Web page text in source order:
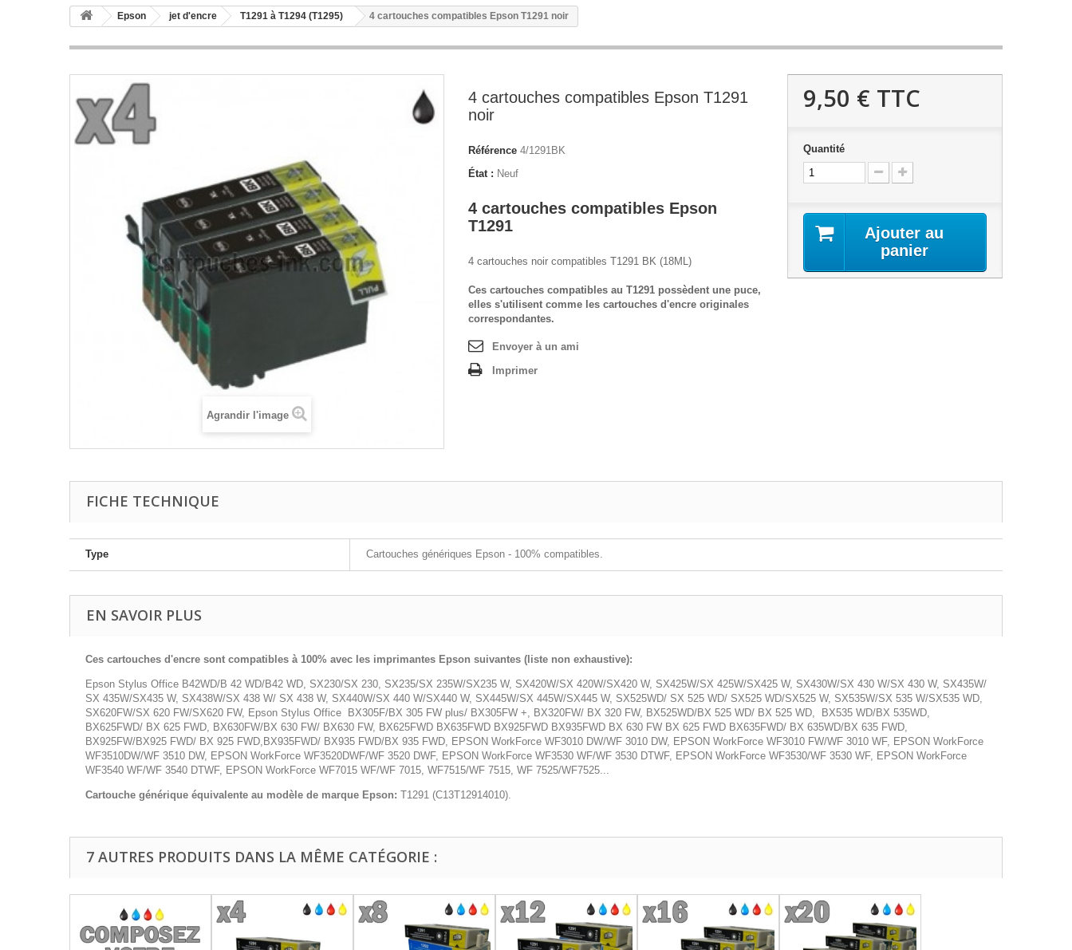
Epson jet d'encre T1291 à T1294 (T1295) 4 cartouches compatibles Epson T1291 noir
Agrandir l'image
4 cartouches compatibles Epson T1291
noir
Référence 4/1291BK
État : Neuf
4 cartouches compatibles Epson
T1291
4 cartouches noir compatibles T1291 BK (18ML)
Ces cartouches compatibles au T1291 possèdent une puce,
elles s'utilisent comme les cartouches d'encre originales
correspondantes.
Envoyer à un ami
Imprimer
9,50 € TTC
Quantité
Ajouter au
panier
FICHE TECHNIQUE
Type Cartouches génériques Epson - 100% compatibles.
EN SAVOIR PLUS
Ces cartouches d'encre sont compatibles à 100% avec les imprimantes Epson suivantes (liste non exhaustive):
Epson Stylus Office B42WD/B 42 WD/B42 WD, SX230/SX 230, SX235/SX 235W/SX235 W, SX420W/SX 420W/SX420 W, SX425W/SX 425W/SX425 W, SX430W/SX 430 W/SX 430 W, SX435W/
SX 435W/SX435 W, SX438W/SX 438 W/ SX 438 W, SX440W/SX 440 W/SX440 W, SX445W/SX 445W/SX445 W, SX525WD/ SX 525 WD/ SX525 WD/SX525 W, SX535W/SX 535 W/SX535 WD,
SX620FW/SX 620 FW/SX620 FW, Epson Stylus Office BX305F/BX 305 FW plus/ BX305FW +, BX320FW/ BX 320 FW, BX525WD/BX 525 WD/ BX 525 WD, BX535 WD/BX 535WD,
BX625FWD/ BX 625 FWD, BX630FW/BX 630 FW/ BX630 FW, BX625FWD BX635FWD BX925FWD BX935FWD BX 630 FW BX 625 FWD BX635FWD/ BX 635WD/BX 635 FWD,
BX925FW/BX925 FWD/ BX 925 FWD,BX935FWD/ BX935 FWD/BX 935 FWD, EPSON WorkForce WF3010 DW/WF 3010 DW, EPSON WorkForce WF3010 FW/WF 3010 WF, EPSON WorkForce
WF3510DW/WF 3510 DW, EPSON WorkForce WF3520DWF/WF 3520 DWF, EPSON WorkForce WF3530 WF/WF 3530 DTWF, EPSON WorkForce WF3530/WF 3530 WF, EPSON WorkForce
WF3540 WF/WF 3540 DTWF, EPSON WorkForce WF7015 WF/WF 7015, WF7515/WF 7515, WF 7525/WF7525...
Cartouche générique équivalente au modèle de marque Epson: T1291 (C13T12914010).
7 AUTRES PRODUITS DANS LA MÊME CATÉGORIE :